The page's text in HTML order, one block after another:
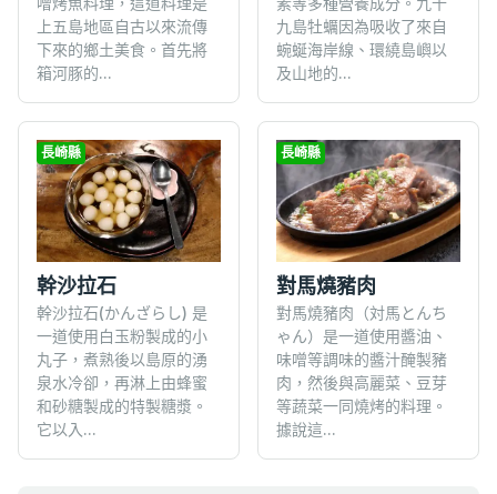
上五島地區自古以來流傳
下來的鄉土美食。首先將
箱河豚的...
九島牡蠣因為吸收了來自
蜿蜒海岸線、環繞島嶼以
及山地的...
長崎縣
幹沙拉石
幹沙拉石(かんざらし) 是
一道使用白玉粉製成的小
丸子，煮熟後以島原的湧
泉水冷卻，再淋上由蜂蜜
和砂糖製成的特製糖漿。
它以入...
長崎縣
對馬燒豬肉
對馬燒豬肉（対馬とんち
ゃん）是一道使用醬油、
味噌等調味的醬汁醃製豬
肉，然後與高麗菜、豆芽
等蔬菜一同燒烤的料理。
據說這...